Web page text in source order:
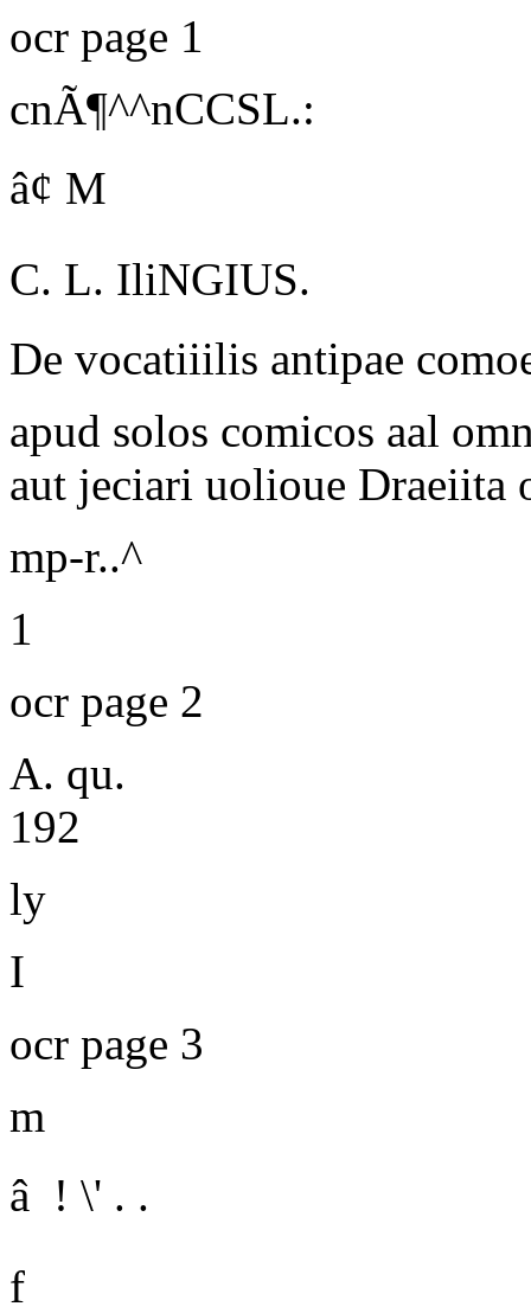
ocr page 1
cnÃ¶^^nCCSL.:
â¢ M
C. L. IliNGIUS.
De vocatiiilis antipae
apud solos comicos aal
aut jeciari uolioue Draeiita
mp-r..^
1
ocr page 2
A. qu.
192
ly
I
ocr page 3
m
â ! \' . .
f